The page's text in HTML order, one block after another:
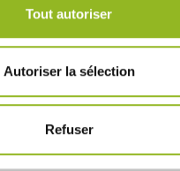
Tout autoriser
Autoriser la sélection
Refuser
x 160 mm
pezzi / cartone